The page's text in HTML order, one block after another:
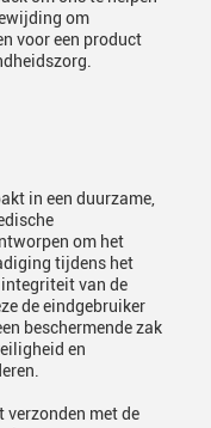
om
voor een product
in een duurzame,
om het
tijdens het
integriteit van de
de eindgebruiker
beschermende zak
en
verzonden met de